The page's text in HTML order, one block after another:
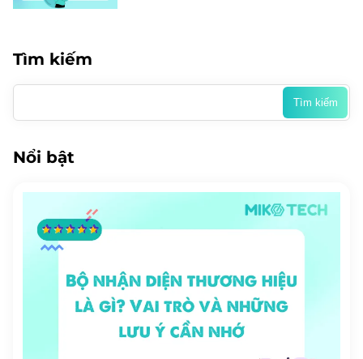
Tìm kiếm
Tìm
cho:
Nổi bật